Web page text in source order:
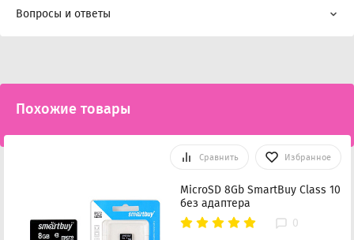
Вопросы и ответы
Похожие товары
Сравнить Избранное
MicroSD 8Gb SmartBuy Class 10
без адаптера
0